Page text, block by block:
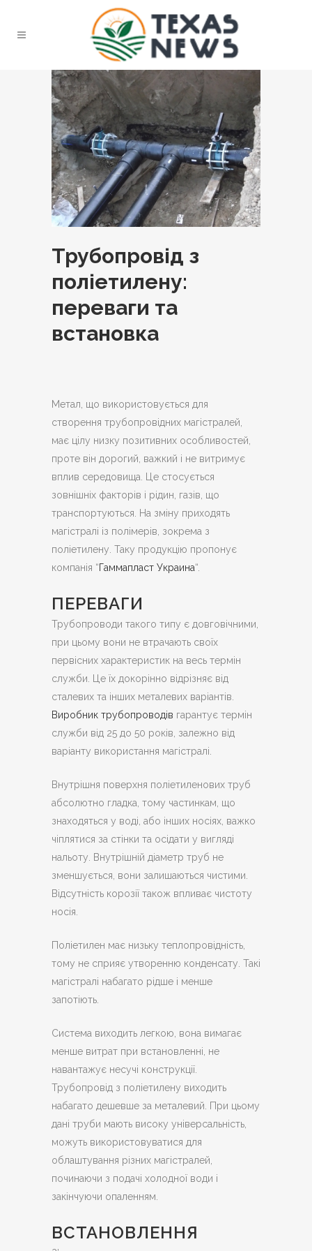
Трубопровід з
поліетилену:
переваги та
встановка
Метал, що використовується для
створення трубопровідних магістралей,
має цілу низку позитивних особливостей,
проте він дорогий, важкий і не витримує
вплив середовища.
Це стосується
зовнішніх факторів і рідин, газів, що
транспортуються. На зміну приходять
магістралі із полімерів, зокрема з
поліетилену. Таку продукцію пропонує
компанія “Гаммапласт Украина“.
ПЕРЕВАГИ
Трубопроводи такого типу є довговічними,
при цьому вони не втрачають своїх
первісних характеристик на весь термін
служби. Це їх докорінно відрізняє від
сталевих та інших металевих варіантів.
Виробник трубопроводів гарантує термін
служби від 25 до 50 років, залежно від
варіанту використання магістралі.
Внутрішня поверхня поліетиленових труб
абсолютно гладка, тому частинкам, що
знаходяться у воді, або інших носіях, важко
чіплятися за стінки та осідати у вигляді
нальоту. Внутрішній діаметр труб не
зменшується, вони залишаються чистими.
Відсутність корозії також впливає чистоту
носія.
Поліетилен має низьку теплопровідність,
тому не сприяє утворенню конденсату. Такі
магістралі набагато рідше і менше
запотіють.
Система виходить легкою, вона вимагає
менше витрат при встановленні, не
навантажує несучі конструкції.
Трубопровід з поліетилену виходить
набагато дешевше за металевий. При цьому
дані труби мають високу універсальність,
можуть використовуватися для
облаштування різних магістралей,
починаючи з подачі холодної води і
закінчуючи опаленням.
ВСТАНОВЛЕННЯ